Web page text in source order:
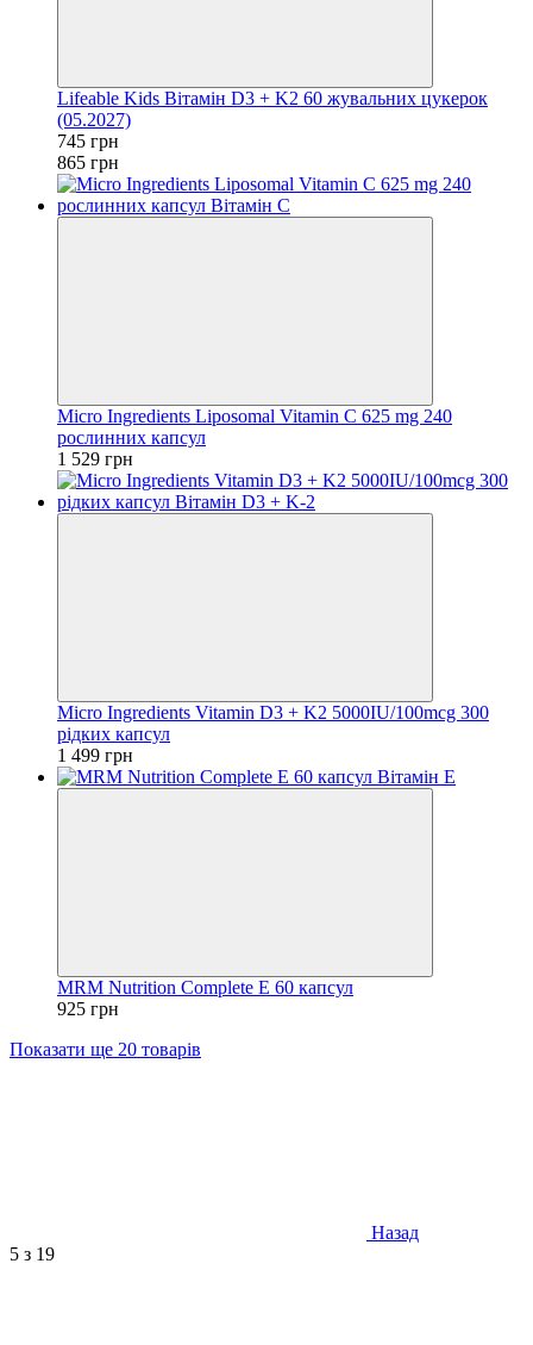
Lifeable Kids Вітамін D3 + K2 60 жувальних цукерок
(05.2027)
745 грн
865 грн
Micro Ingredients Liposomal Vitamin C 625 mg 240
рослинних капсул
1 529 грн
Micro Ingredients Vitamin D3 + K2 5000IU/100mcg 300
рідких капсул
1 499 грн
MRM Nutrition Complete E 60 капсул
925 грн
Показати ще 20 товарів
Назад
5 з 19